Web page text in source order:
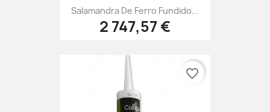
Salamandra De Ferro Fundido...
2 747,57 €
favorite_border